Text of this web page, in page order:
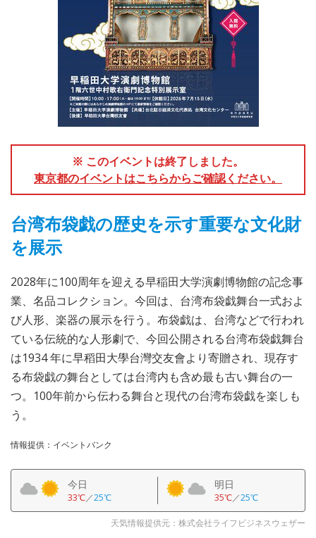
※ このイベントは終了しました。
東京都のイベントはこちらからご確認ください。
台湾布袋戯の歴史を示す重要な文化財
を展示
2028年に100周年を迎える早稲田大学演劇博物館の記念事
業、名品コレクション。今回は、台湾布袋戯舞台一式およ
び人形、楽器の展示を行う。布袋戯は、台湾などで行われ
ている伝統的な人形劇で、今回公開される台湾布袋戯舞台
は1934 年に早稻田大學台灣交友會より寄贈され、現存す
る布袋戯の舞台としては台湾内も含め最も古い舞台の一
つ。100年前から伝わる舞台と現代の台湾布袋戯を楽しも
う。
情報提供：イベントバンク
今日
33℃／25℃
明日
35℃／25℃
天気情報提供元：株式会社ライフビジネスウェザー